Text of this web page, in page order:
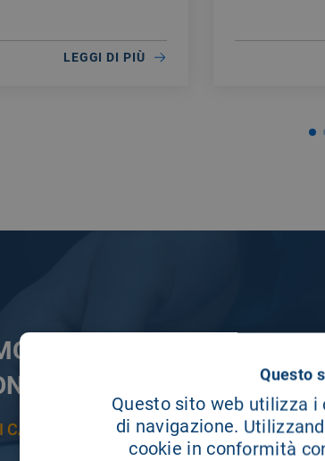
LEGGI DI PIÙ
CURA DELLA TUA
PER RESTARE SEMPRE
Questo
Questo sito web utilizza
di navigazione.
cookie in conformità